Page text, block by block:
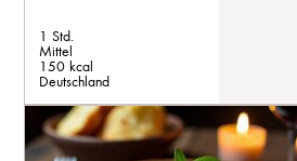
1 Std.
Mittel
150 kcal
Deutschland